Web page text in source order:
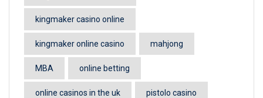
kingmaker casino online
kingmaker online casino mahjong
MBA online betting
online casinos in the uk pistolo casino